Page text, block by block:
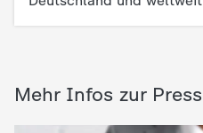
Mehr Infos zur